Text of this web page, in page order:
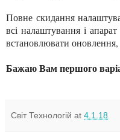
Повне скидання
всі налаштування і
встановлювати
Бажаю Вам першого
Світ Технологій at 4.1.18